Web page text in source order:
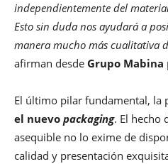
independientemente del
Esto sin duda nos ayudará a
manera mucho más cualitativa
afirman desde Grupo Mabina
El último pilar fundamental, la
el nuevo packaging. El hecho
asequible no lo exime de
calidad y presentación